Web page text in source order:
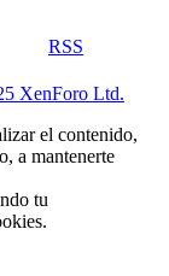
RSS
XenForo Ltd.
el contenido,
a mantenerte
tu